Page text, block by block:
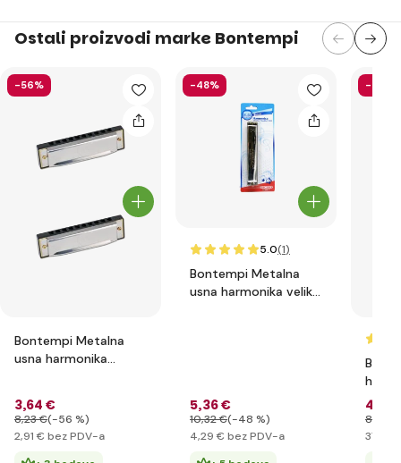
Ostali proizvodi marke Bontempi
-56%
Bontempi Metalna
usna harmonika
3,64 €
8,23 €(-56 %)
2,91 € bez PDV-a
-48%
5.0(1)
Bontempi Metalna
usna harmonika velika
5,36 €
10,32 €(-48 %)
4,29 € bez PDV-a
-43%
46
81
37